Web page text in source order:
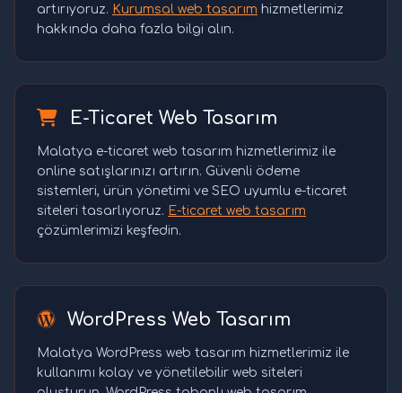
artırıyoruz. Kurumsal web tasarım hizmetlerimiz
hakkında daha fazla bilgi alın.
E-Ticaret Web Tasarım
Malatya e-ticaret web tasarım hizmetlerimiz ile
online satışlarınızı artırın. Güvenli ödeme
sistemleri, ürün yönetimi ve SEO uyumlu e-ticaret
siteleri tasarlıyoruz. E-ticaret web tasarım
çözümlerimizi keşfedin.
WordPress Web Tasarım
Malatya WordPress web tasarım hizmetlerimiz ile
kullanımı kolay ve yönetilebilir web siteleri